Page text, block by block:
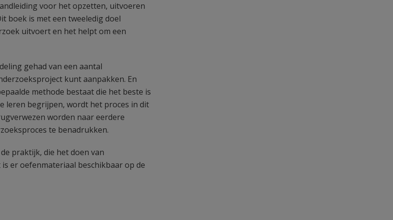
voor het opzetten, uitvoeren
boek is met een tweeledig doel
uitvoert en het helpt om een
gehad van een aantal
kunt aanpakken. En
methode bestaat die het beste is
leren begrijpen, wordt het proces in dit
worden naar eerdere
te benadrukken.
praktijk, die het doen van
er oefenmateriaal beschikbaar op de